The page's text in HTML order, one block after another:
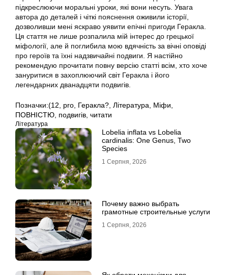
підкреслюючи моральні уроки, які вони несуть. Увага
автора до деталей і чіткі пояснення оживили історії,
дозволивши мені яскраво уявити епічні пригоди Геракла.
Ця стаття не лише розпалила мій інтерес до грецької
міфології, але й поглибила мою вдячність за вічні оповіді
про героїв та їхні надзвичайні подвиги. Я настійно
рекомендую прочитати повну версію статті всім, хто хоче
зануритися в захоплюючий світ Геракла і його
легендарних дванадцяти подвигів.
Позначки:(12, pro, Геракла?, Література, Міфи,
ПОВНІСТЮ, подвигів, читати
Література
Lobelia inflata vs Lobelia
cardinalis: One Genus, Two
Species
1 Серпня, 2026
Почему важно выбрать
грамотные строительные услуги
1 Серпня, 2026